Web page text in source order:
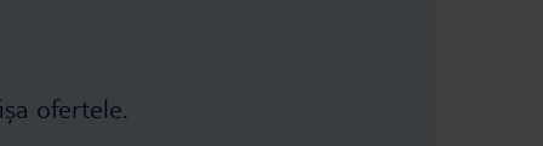
ofertele.